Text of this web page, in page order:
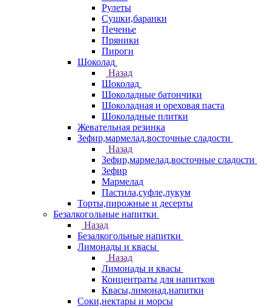
Рулеты
Сушки,баранки
Печенье
Пряники
Пироги
Шоколад
Назад
Шоколад
Шоколадные батончики
Шоколадная и ореховая паста
Шоколадные плитки
Жевательная резинка
Зефир,мармелад,восточные сладости
Назад
Зефир,мармелад,восточные сладости
Зефир
Мармелад
Пастила,суфле,лукум
Торты,пирожные и десерты
Безалкогольные напитки
Назад
Безалкогольные напитки
Лимонады и квасы
Назад
Лимонады и квасы
Концентраты для напитков
Квасы,лимонад,напитки
Соки,нектары и морсы